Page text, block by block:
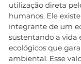
utilização direta
humanos. Ele
integrante de um
sustentando a vida
ecológicos que
ambiental. Esse